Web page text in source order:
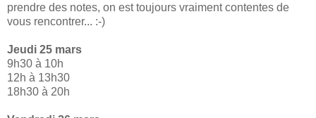
prendre des notes, on est toujours vraiment contentes de
vous rencontrer... :-)
Jeudi 25 mars
9h30 à 10h
12h à 13h30
18h30 à 20h